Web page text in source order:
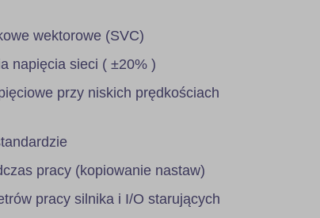
wektorowe (SVC)
napięcia sieci ( ±20% )
przy niskich prędkościach
pracy (kopiowanie nastaw)
pracy silnika i I/O starujących